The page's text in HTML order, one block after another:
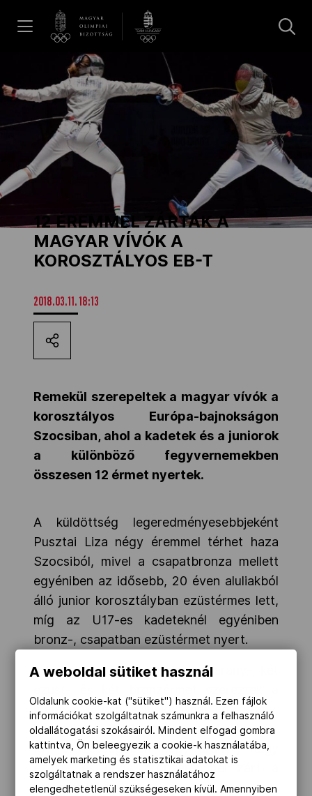
Hírek
Galéria
Dakar 2026
Los Angeles 2028
Kettőskarrier-program
NOB
Társszervezetek
Adatbank
12 ÉREMMEL ZÁRTÁK A
MAGYAR VÍVÓK A
KOROSZTÁLYOS EB-T
2018.03.11. 18:13
Remekül szerepeltek a magyar vívók a
korosztályos Európa-bajnokságon
Szocsiban, ahol a kadetek és a juniorok
a különböző fegyvernemekben
összesen 12 érmet nyertek.
A küldöttség legeredményesebbjeként
Pusztai Liza négy éremmel térhet haza
Szocsiból, mivel a csapatbronza mellett
egyéniben az idősebb, 20 éven aluliakból
álló junior korosztályban ezüstérmes lett,
míg az U17-es kadeteknél egyéniben
bronz-, csapatban ezüstérmet nyert.
A kadet korosztályban három arany-, két
magyarok, míg a junioroknál egy arany,
két ezüst és két bronzérem volt a termés.
Így összességében négy arany-, négy
ezüst- és négy bronzéremmel zárt a
válogatott.
A weboldal sütiket használ
Oldalunk cookie-kat ("sütiket") használ. Ezen fájlok
információkat szolgáltatnak számunkra a felhasználó
oldallátogatási szokásairól. Mindent elfogad gombra
kattintva, Ön beleegyezik a cookie-k használatába,
amelyek marketing és statisztikai adatokat is
szolgáltatnak a rendszer használatához
elengedhetetlenül szükségeseken kívül. Amennyiben